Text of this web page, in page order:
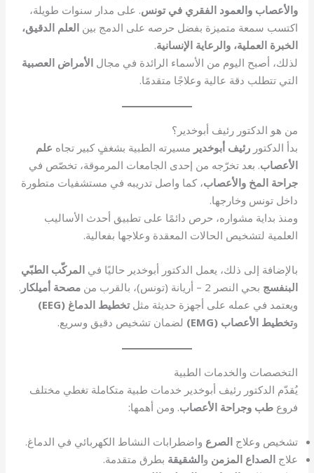
والأعصاب والعمود الفقري في تونس. على مدار سنوات طويلة،
اكتسب سمعة متميزة بفضل حرصه على الدمج بينالعلم الدقيق،
الخبرة العملية، والرعاية الإنسانية.
لذلك، أصبح اليوم من الأسماء الرائدة في مجالالأمراض العصبية
التي تتطلب دقة عالية وعلاجًا متقدمًا.
من هو الدكتور رئيف أبوخدير؟
بدأ الدكتوررئيف أبوخدير مسيرته الطبية بشغفٍ كبير تجاه علم
الأعصاب. بعد تخرّجه من إحدى الجامعات المرموقة، تخصّص في
جراحة المخ والأعصاب، كما واصل تدريبه في مستشفيات متطورة
داخل تونس وخارجها.
ومنذ بداية مشواره، حرص دائمًا على تطبيق أحدث الأساليب
العلمية لتشخيص الحالات المعقدة وعلاجها بفعالية.
بالإضافة إلى ذلك، يعمل الدكتور أبوخدير حاليًا فيالمركّب الطبّي
البنفسج بحي النصر 2 – أريانة (تونس)، بالقرب من مصحة أميلكار .
ويعتمد في عمله على أجهزة حديثة مثلتخطيط الدماغ (EEG)
وتخطيط الأعصاب (EMG) لضمان تشخيص دقيق وسريع.
التخصصات والخدمات الطبية
يُقدّم الدكتور رئيف أبوخدير خدمات طبية متكاملة تغطي مختلف
فروعطب وجراحة الأعصاب. ومن أهمها:
تشخيص وعلاجالصرع واضطرابات النشاط الكهربائي في الدماغ.
علاجالصداع المزمن والشقيقة بطرق متقدمة.